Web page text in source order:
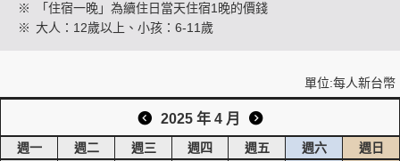
※
「住宿一晚」為續住日當天住宿1晚的價錢
※ 大人：12歲以上、小孩：6-11歲
單位:每人新台幣
2025 年 4 月
週一 週二 週三 週四 週五 週六 週日